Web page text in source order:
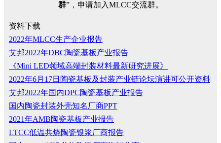
群”，申请加入MLCC交流群。
资料下载
2022年MLCC生产企业报告
艾邦2022年DBC陶瓷基板产业报告
《Mini LED领域高端封装材料最新研究进展》
2022年6月17日陶瓷基板及封装产业链论坛演讲可公开资料
艾邦2022年国内DPC陶瓷基板产业报告
国内陶瓷封装外壳知名厂商PPT
2021年AMB陶瓷基板产业报告
LTCC低温共烧陶瓷银浆厂商报告